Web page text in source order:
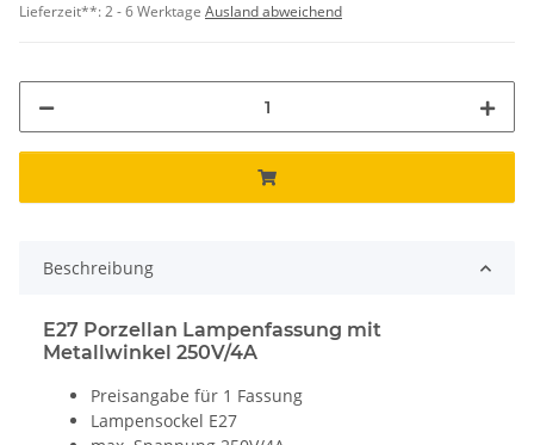
Lieferzeit**:2 - 6 Werktage Ausland abweichend
Beschreibung
E27 Porzellan Lampenfassung mit
Metallwinkel 250V/4A
Preisangabe für 1 Fassung
Lampensockel E27